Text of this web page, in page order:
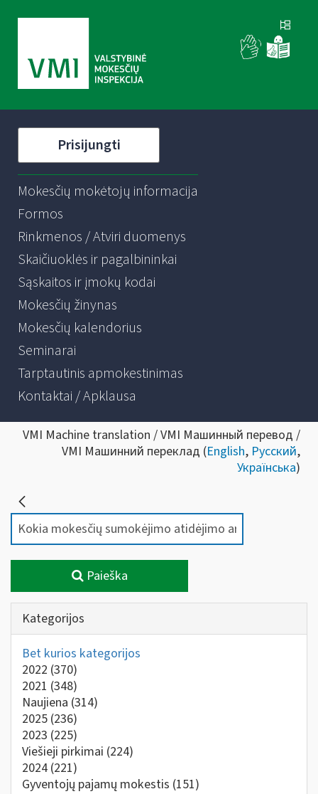
Prisijungti
Mokesčių mokėtojų informacija
Formos
Rinkmenos / Atviri duomenys
Skaičiuoklės ir pagalbininkai
Sąskaitos ir įmokų kodai
Mokesčių žinynas
Mokesčių kalendorius
Seminarai
Tarptautinis apmokestinimas
Kontaktai / Apklausa
VMI Machine translation / VMI Машинный перевод /
VMI Машинний переклад (English, Русский,
Українська)
Paieška
Kategorijos
Bet kurios kategorijos
2022 (370)
2021 (348)
Naujiena (314)
2025 (236)
2023 (225)
Viešieji pirkimai (224)
2024 (221)
Gyventojų pajamų mokestis (151)